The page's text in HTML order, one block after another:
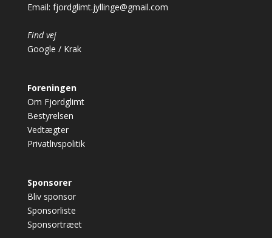
Email: fjordglimt.jyllinge@gmail.com
Find vej
Google / Krak
Foreningen
Om Fjordglimt
Bestyrelsen
Vedtægter
Privatlivspolitik
Sponsorer
Bliv sponsor
Sponsorliste
Sponsortræet